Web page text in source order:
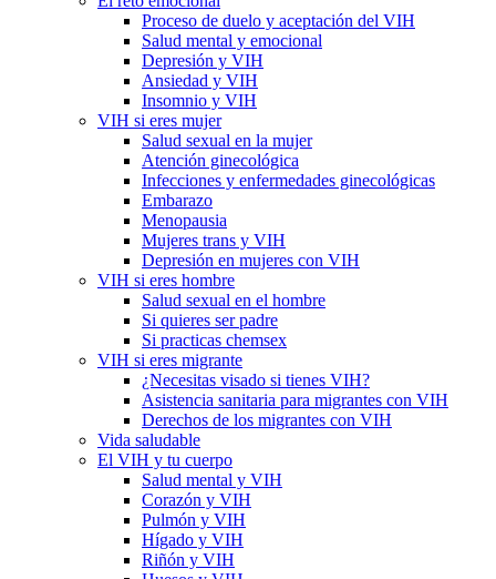
Proceso de duelo y aceptación del VIH
Salud mental y emocional
Depresión y VIH
Ansiedad y VIH
Insomnio y VIH
VIH si eres mujer
Salud sexual en la mujer
Atención ginecológica
Infecciones y enfermedades ginecológicas
Embarazo
Menopausia
Mujeres trans y VIH
Depresión en mujeres con VIH
VIH si eres hombre
Salud sexual en el hombre
Si quieres ser padre
Si practicas chemsex
VIH si eres migrante
¿Necesitas visado si tienes VIH?
Asistencia sanitaria para migrantes con VIH
Derechos de los migrantes con VIH
Vida saludable
El VIH y tu cuerpo
Salud mental y VIH
Corazón y VIH
Pulmón y VIH
Hígado y VIH
Riñón y VIH